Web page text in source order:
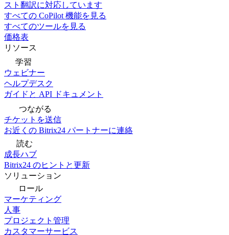
スト翻訳に対応しています
すべての CoPilot 機能を見る
すべてのツールを見る
価格表
リソース
学習
ウェビナー
ヘルプデスク
ガイドと API ドキュメント
つながる
チケットを送信
お近くの Bitrix24 パートナーに連絡
読む
成長ハブ
Bitrix24 のヒントと更新
ソリューション
ロール
マーケティング
人事
プロジェクト管理
カスタマーサービス